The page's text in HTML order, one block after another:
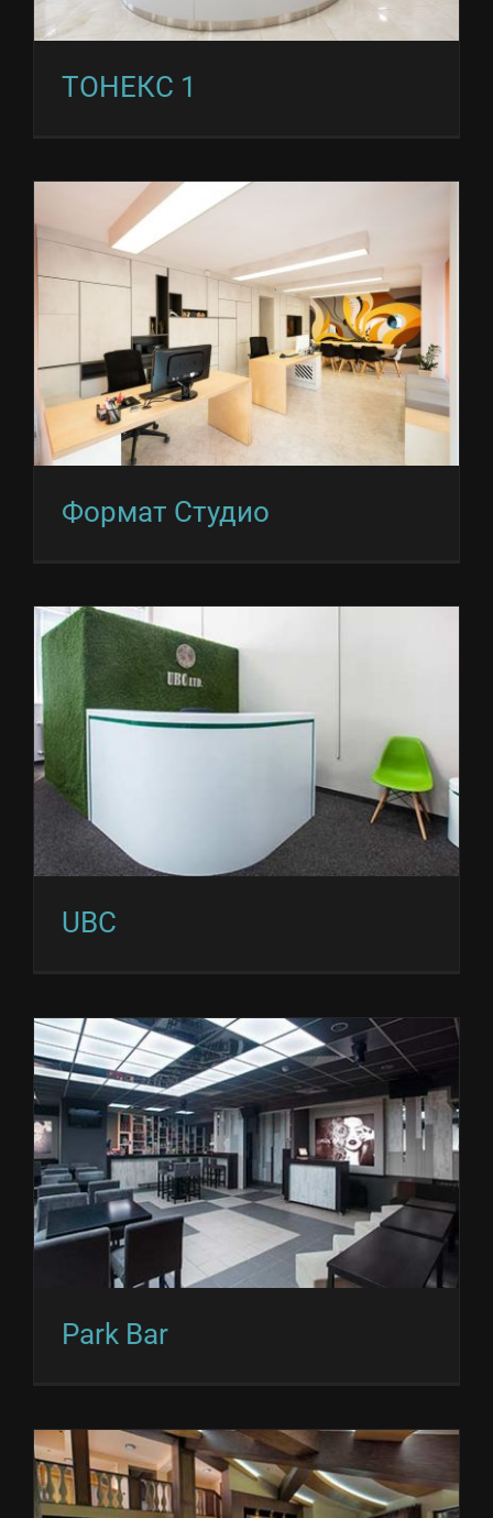
ТОНЕКС 1
Формат Студио
UBC
Park Bar